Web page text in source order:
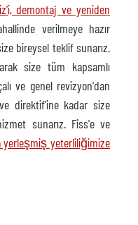
demontaj ve yeniden
verilmeye hazır
bireysel teklif sunarız.
size tüm kapsamlı
ve genel revizyon'dan
direktif'ine kadar size
sunarız. Fiss'e ve
yerleşmiş yeterliliğimize